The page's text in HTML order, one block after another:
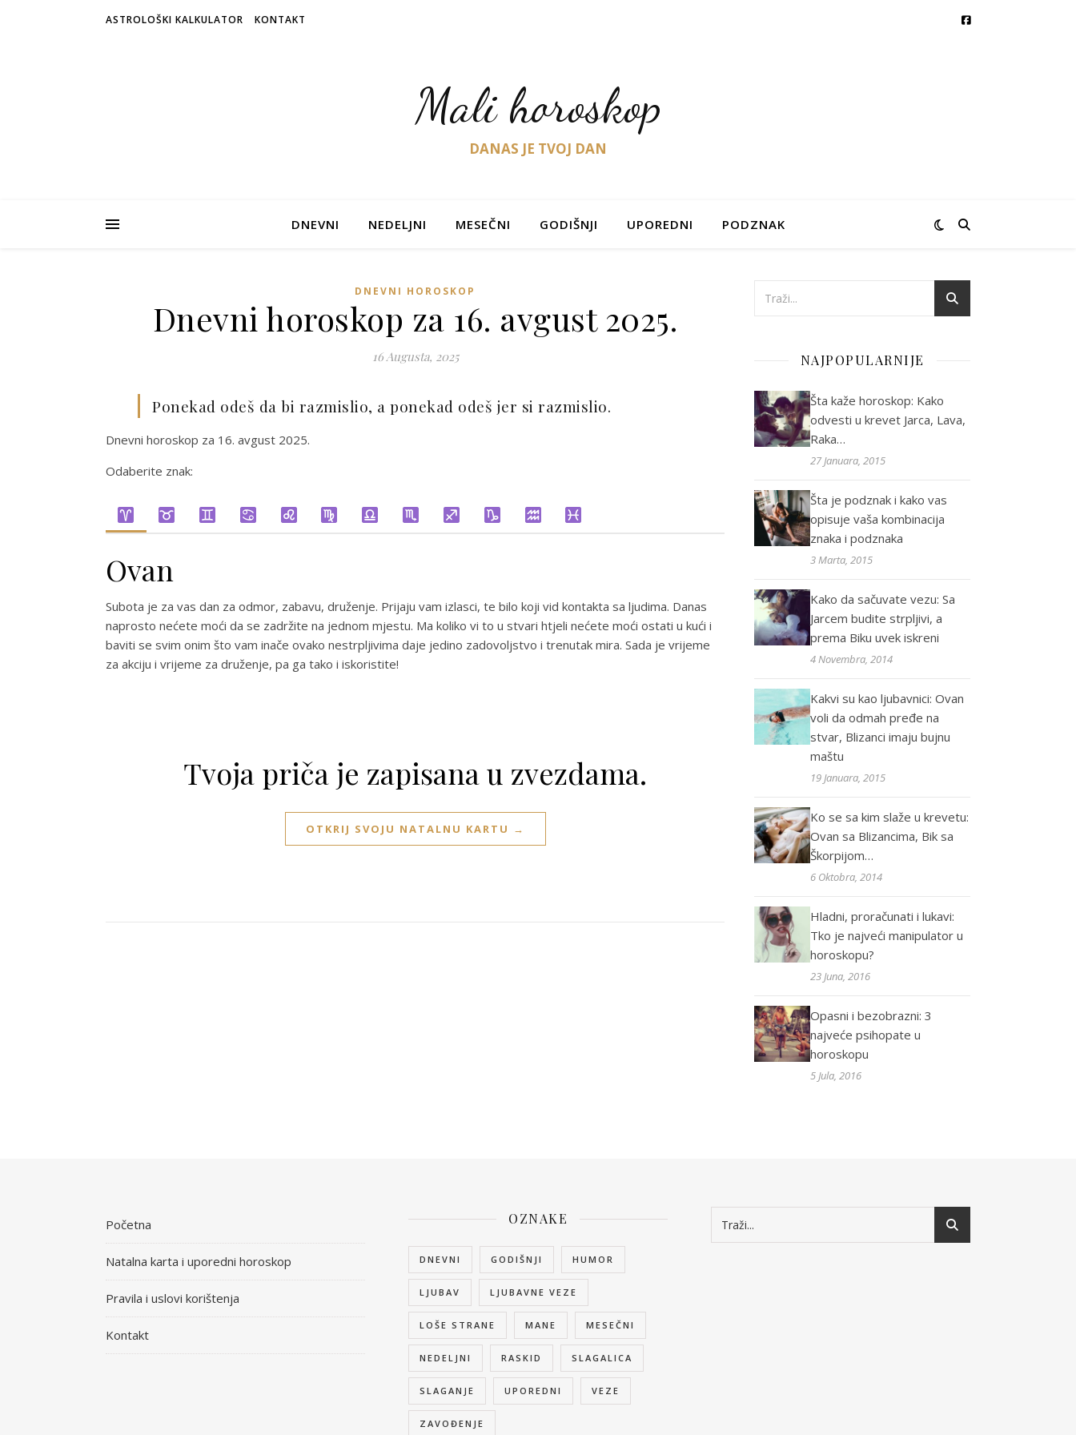
ASTROLOŠKI KALKULATOR KONTAKT
Mali horoskop
DANAS JE TVOJ DAN
DNEVNI NEDELJNI MESEČNI GODIŠNJI UPOREDNI PODZNAK
DNEVNI HOROSKOP
Dnevni horoskop za 16. avgust 2025.
16 Augusta, 2025
Ponekad odeš da bi razmislio, a ponekad odeš jer si razmislio.
Dnevni horoskop za 16. avgust 2025.
Odaberite znak:
Ovan
Subota je za vas dan za odmor, zabavu, druženje. Prijaju vam izlasci, te bilo koji vid kontakta sa ljudima. Danas
naprosto nećete moći da se zadržite na jednom mjestu. Ma koliko vi to u stvari htjeli nećete moći ostati u kući i
baviti se svim onim što vam inače ovako nestrpljivima daje jedino zadovoljstvo i trenutak mira. Sada je vrijeme
za akciju i vrijeme za druženje, pa ga tako i iskoristite!
Tvoja priča je zapisana u zvezdama.
OTKRIJ SVOJU NATALNU KARTU →
NAJPOPULARNIJE
Šta kaže horoskop: Kako
odvesti u krevet Jarca, Lava,
Raka…
27 Januara, 2015
Šta je podznak i kako vas
opisuje vaša kombinacija
znaka i podznaka
3 Marta, 2015
Kako da sačuvate vezu: Sa
Jarcem budite strpljivi, a
prema Biku uvek iskreni
4 Novembra, 2014
Kakvi su kao ljubavnici: Ovan
voli da odmah pređe na
stvar, Blizanci imaju bujnu
maštu
19 Januara, 2015
Ko se sa kim slaže u krevetu:
Ovan sa Blizancima, Bik sa
Škorpijom…
6 Oktobra, 2014
Hladni, proračunati i lukavi:
Tko je najveći manipulator u
horoskopu?
23 Juna, 2016
Opasni i bezobrazni: 3
najveće psihopate u
horoskopu
5 Jula, 2016
Početna
Natalna karta i uporedni horoskop
Pravila i uslovi korištenja
Kontakt
OZNAKE
DNEVNI GODIŠNJI HUMOR
LJUBAV LJUBAVNE VEZE
LOŠE STRANE MANE MESEČNI
NEDELJNI RASKID SLAGALICA
SLAGANJE UPOREDNI VEZE
ZAVOĐENJE